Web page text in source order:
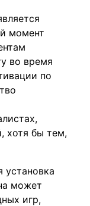
момент
во время
по
хотя бы тем,
установка
может
игр,